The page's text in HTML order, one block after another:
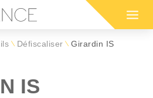
\ Défiscaliser \ Girardin IS
IS